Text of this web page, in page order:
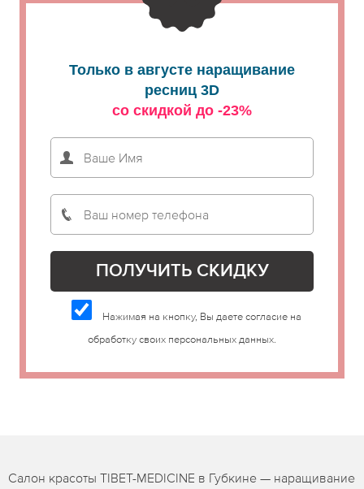
Только в августе наращивание
ресниц 3D
со скидкой до -23%
Нажимая на кнопку, Вы даете согласие на
обработку своих персональных данных.
Салон красоты TIBET-MEDICINE в Губкине — наращивание